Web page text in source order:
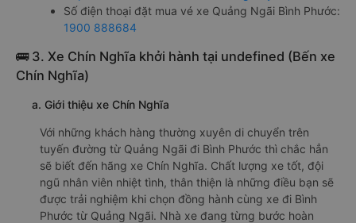
Số điện thoại đặt mua vé xe Quảng Ngãi Bình Phước:
1900 888684
🚌 3. Xe Chín Nghĩa khởi hành tại undefined (Bến xe
Chín Nghĩa)
a. Giới thiệu xe Chín Nghĩa
Với những khách hàng thường xuyên di chuyển trên
tuyến đường từ Quảng Ngãi đi Bình Phước thì chắc hẳn
sẽ biết đến hãng xe Chín Nghĩa. Chất lượng xe tốt, đội
ngũ nhân viên nhiệt tình, thân thiện là những điều bạn sẽ
được trải nghiệm khi chọn đồng hành cùng xe đi Bình
Phước từ Quảng Ngãi. Nhà xe đang từng bước hoàn